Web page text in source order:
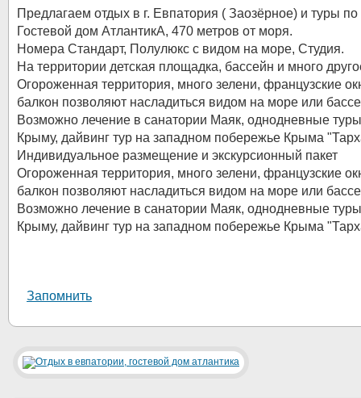
Предлагаем отдых в г. Евпатория ( Заозёрное) и туры
Гостевой дом АтлантикА, 470 метров от моря.
Номера Стандарт, Полулюкс с видом на море, Студия.
На территории детская площадка, бассейн и много
Огороженная территория, много зелени, французские
балкон позволяют насладиться видом на море или
Возможно лечение в санатории Маяк, однодневные
Крыму, дайвинг тур на западном побережье Крыма
Индивидуальное размещение и экскурсионный пакет
Огороженная территория, много зелени, французские
балкон позволяют насладиться видом на море или
Возможно лечение в санатории Маяк, однодневные
Крыму, дайвинг тур на западном побережье Крыма
Запомнить